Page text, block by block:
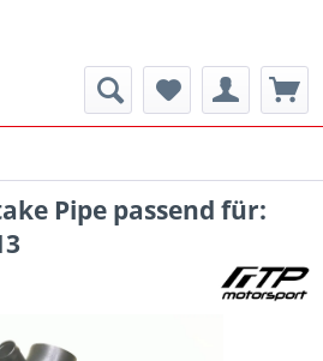
Pipe passend für: